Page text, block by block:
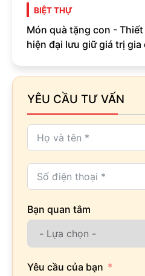
BIỆT THỰ
Món quà tặng con -
hiện đại lưu giữ giá trị gia
YÊU CẦU TƯ VẤN
Bạn quan tâm
Yêu cầu của bạn